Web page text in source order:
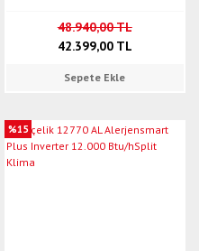
48.940,00 TL
42.399,00 TL
Sepete Ekle
%15